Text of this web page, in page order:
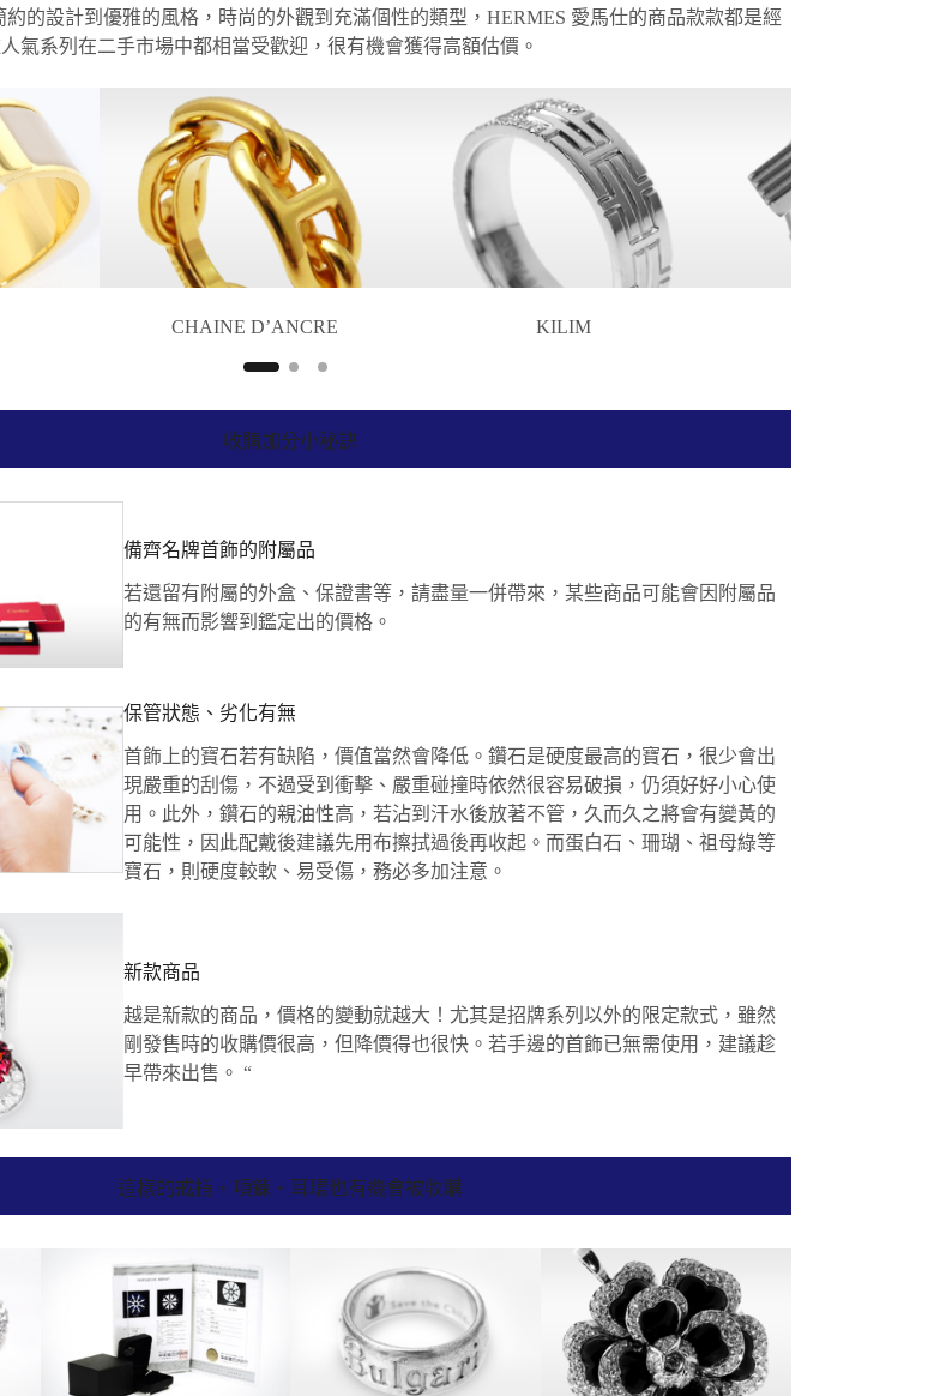
約的設計到優雅的風格，時尚的外觀到充滿個性的類型，HERMES 愛馬仕的商品款款都是經
氣系列在二手市場中都相當受歡迎，很有機會獲得高額估價。
CHAINE D’ANCRE KILIM
收購加分小秘訣
備齊名牌首飾的附屬品
若還留有附屬的外盒、保證書等，請盡量一併帶來，某些商品可能會因附屬品
的有無而影響到鑑定出的價格。
保管狀態、劣化有無
首飾上的寶石若有缺陷，價值當然會降低。鑽石是硬度最高的寶石，很少會出
現嚴重的刮傷，不過受到衝擊、嚴重碰撞時依然很容易破損，仍須好好小心使
用。此外，鑽石的親油性高，若沾到汗水後放著不管，久而久之將會有變黃的
可能性，因此配戴後建議先用布擦拭過後再收起。而蛋白石、珊瑚、祖母綠等
寶石，則硬度較軟、易受傷，務必多加注意。
新款商品
越是新款的商品，價格的變動就越大！尤其是招牌系列以外的限定款式，雖然
剛發售時的收購價很高，但降價得也很快。若手邊的首飾已無需使用，建議趁
早帶來出售。 “
這樣的戒指・項鍊・耳環也有機會被收購